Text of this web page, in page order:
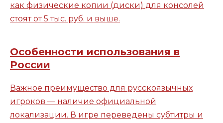
как физические копии (диски) для консолей
стоят от 5 тыс. руб. и выше.
Особенности использования в
России
Важное преимущество для русскоязычных
игроков — наличие официальной
локализации. В игре переведены субтитры и